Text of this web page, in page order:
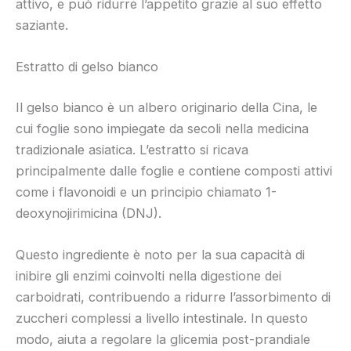
attivo, e può ridurre l’appetito grazie al suo effetto
saziante.
Estratto di gelso bianco
Il gelso bianco è un albero originario della Cina, le
cui foglie sono impiegate da secoli nella medicina
tradizionale asiatica. L’estratto si ricava
principalmente dalle foglie e contiene composti attivi
come i flavonoidi e un principio chiamato 1-
deoxynojirimicina (DNJ).
Questo ingrediente è noto per la sua capacità di
inibire gli enzimi coinvolti nella digestione dei
carboidrati, contribuendo a ridurre l’assorbimento di
zuccheri complessi a livello intestinale. In questo
modo, aiuta a regolare la glicemia post-prandiale